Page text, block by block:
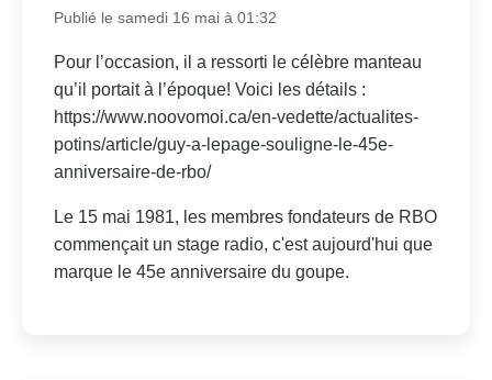
Publié le samedi 16 mai à 01:32
Pour l’occasion, il a ressorti le célèbre manteau
qu’il portait à l’époque! Voici les détails :
https://www.noovomoi.ca/en-vedette/actualites-
potins/article/guy-a-lepage-souligne-le-45e-
anniversaire-de-rbo/
Le 15 mai 1981, les membres fondateurs de RBO
commençait un stage radio, c'est aujourd'hui que
marque le 45e anniversaire du goupe.